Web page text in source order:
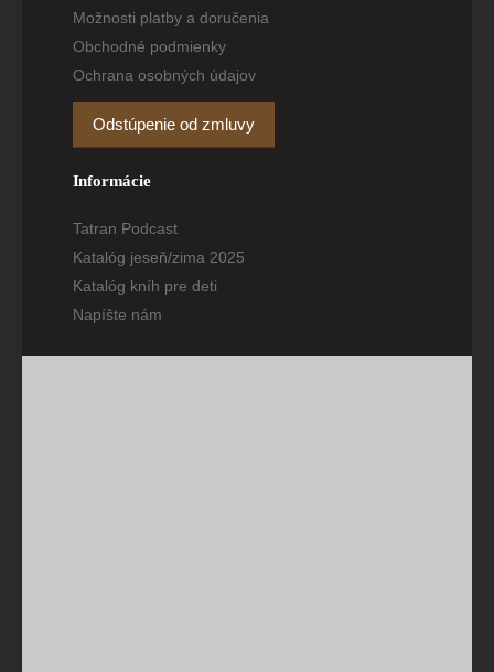
Možnosti platby a doručenia
Obchodné podmienky
Ochrana osobných údajov
Odstúpenie od zmluvy
Informácie
Tatran Podcast
Katalóg jeseň/zima 2025
Katalóg kníh pre deti
Napíšte nám